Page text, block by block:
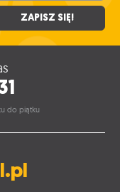
ZAPISZ SIĘ!
do piątku